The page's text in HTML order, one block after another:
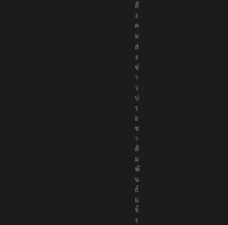
สั
ง
ค
ม
ส่
ง
ข่
า
ว
ป
ร
ะ
ช
า
สั
ม
พั
น
ธ์
แ
จ้
ง